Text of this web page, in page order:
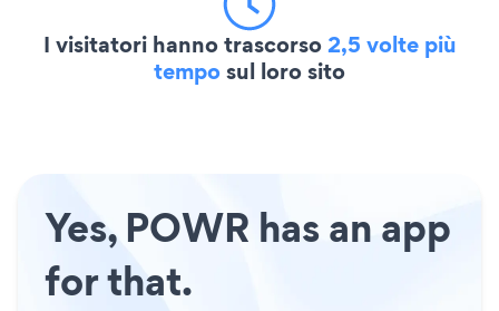
I visitatori hanno trascorso2,5 volte più
temposul loro sito
Yes, POWR has an app
for that.